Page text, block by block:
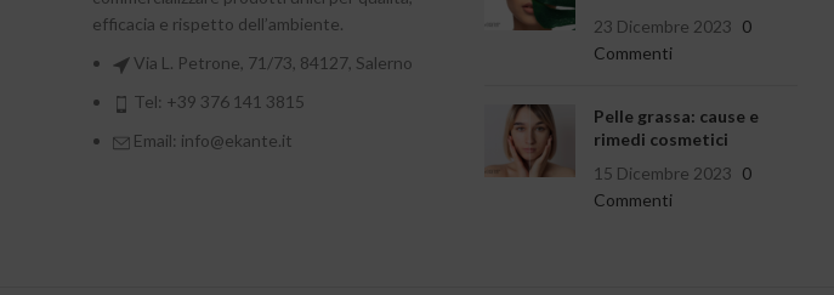
efficacia e rispetto dell’ambiente.
Via L. Petrone, 71/73, 84127, Salerno
Tel: +39 376 141 3815
Email: info@ekante.it
23 Dicembre 2023 0
Commenti
Pelle grassa: cause e
rimedi cosmetici
15 Dicembre 2023 0
Commenti